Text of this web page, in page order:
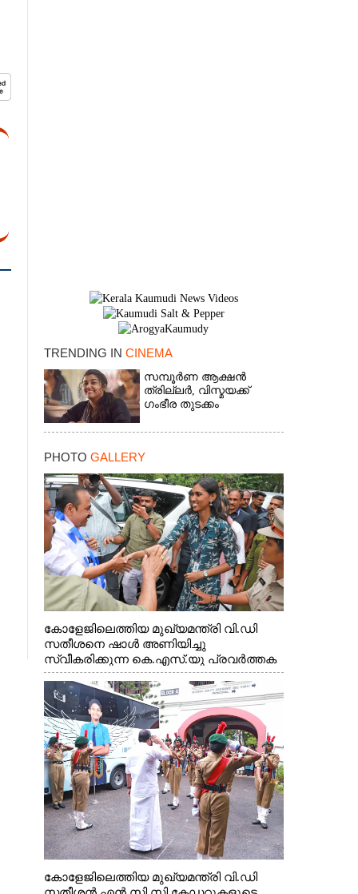
TRENDING IN CINEMA
സമ്പൂർണ ആക്ഷൻ
ത്രില്ലർ,​ വിസ്മയക്ക്
ഗംഭീര തുടക്കം
PHOTO GALLERY
കോളേജിലെത്തിയ മുഖ്യമന്ത്രി വി.ഡി
സതീശനെ ഷാൾ അണിയിച്ചു
സ്വീകരിക്കുന്ന കെ.എസ്.യു പ്രവർത്തക
കോളേജിലെത്തിയ മുഖ്യമന്ത്രി വി.ഡി